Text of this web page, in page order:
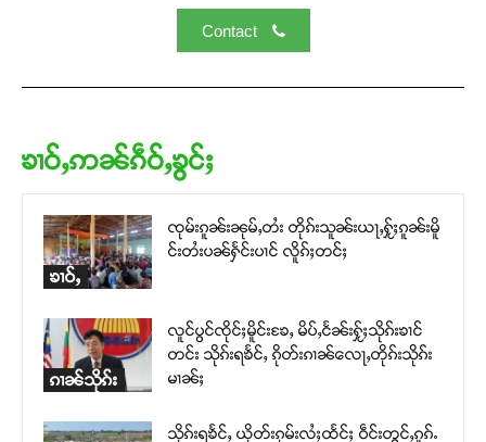
Contact
ၶၢဝ်ႇဢၼ်ၵဵဝ်ႇၶွင်ႈ
ၶၢဝ်ႇ
ၸုမ်းၵူၼ်းၼုမ်ႇတႆး တိုၵ်းသူၼ်းယႃႇႁႂ်ႈၵူၼ်းမိူ
င်းတႆးပၼ်ႁႅင်းပၢင် လိူၵ်ႈတင်ႈ
ၵၢၼ်သိုၵ်း
လူင်ပွင်ၸိုင်ႈမိူင်းၶႄႇ မိပ်ႇငႅၼ်းႁႂ်ႈသိုၵ်းၶၢင်
တင်း သိုၵ်းရၶႅင်ႇ ၵိုတ်းၵၢၼ်လေႃႇတိုၵ်းသိုၵ်း
မၢၼ်ႈ
သိုၵ်းရၶႅင်ႇ ယိုတ်းၵုမ်းလႆႈထႅင်ႈ ဝဵင်းတွင်ႇၵူၵ်ႉ